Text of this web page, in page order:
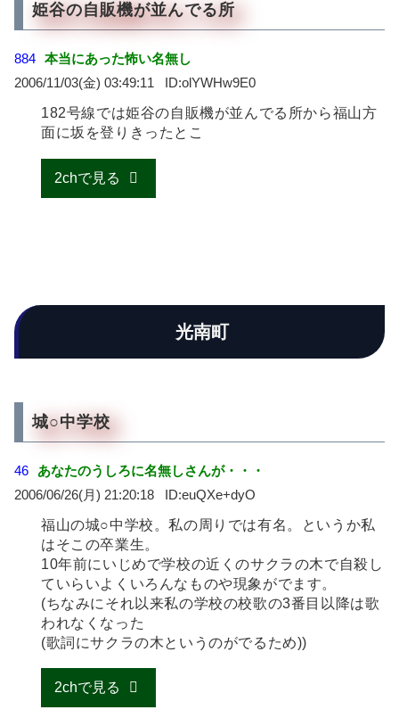
姫谷の自販機が並んでる所
884 本当にあった怖い名無し
2006/11/03(金) 03:49:11
olYWHw9E0
182号線では姫谷の自販機が並んでる所から福山方
面に坂を登りきったとこ
2chで見る
光南町
城○中学校
46
あなたのうしろに名無しさんが・・・
2006/06/26(月) 21:20:18
euQXe+dyO
福山の城○中学校。私の周りでは有名。というか私
はそこの卒業生。
10年前にいじめで学校の近くのサクラの木で自殺し
ていらいよくいろんなものや現象がでます。
(ちなみにそれ以来私の学校の校歌の3番目以降は歌
われなくなった
(歌詞にサクラの木というのがでるため))
2chで見る